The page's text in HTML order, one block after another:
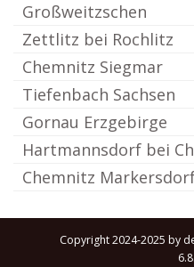
Großweitzschen
Zettlitz bei Rochlitz
Chemnitz Siegmar
Tiefenbach Sachsen
Gornau Erzgebirge
Hartmannsdorf bei
Chemnitz
Copyright 2024-2025 by